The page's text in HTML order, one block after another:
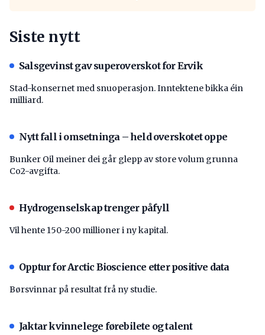
Siste nytt
Salsgevinst gav superoverskot for Ervik
Stad-konsernet med snuoperasjon. Inntektene bikka éin
milliard.
Nytt fall i omsetninga – held overskotet oppe
Bunker Oil meiner dei går glepp av store volum grunna
Co2-avgifta.
Hydrogenselskap trenger påfyll
Vil hente 150-200 millioner i ny kapital.
Opptur for Arctic Bioscience etter positive data
Børsvinnar på resultat frå ny studie.
Jaktar kvinnelege førebilete og talent